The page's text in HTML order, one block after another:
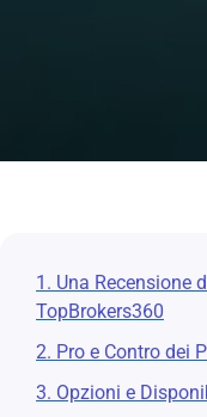
1. Una Recensione
TopBrokers360
2. Pro e Contro dei
3. Opzioni e